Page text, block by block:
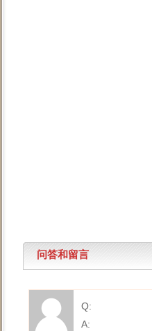
问答和留言
Q:
A: